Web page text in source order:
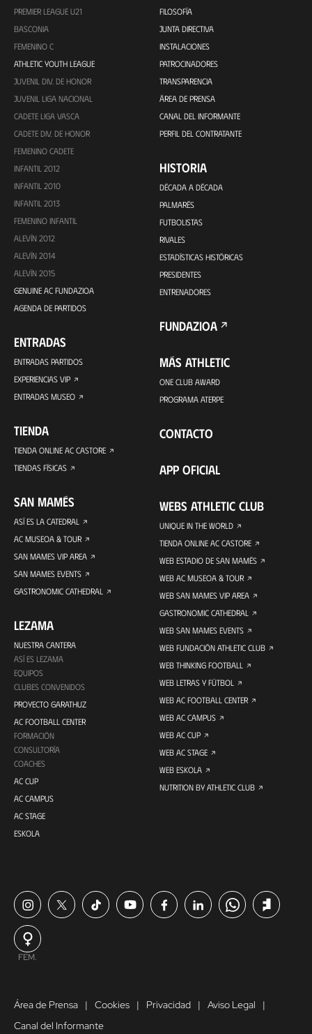
PREMIER LEAGUE U21
BASCONIA
FEMENINO C
ATHLETIC YOUTH LEAGUE
JUVENIL DIV. DE HONOR
JUVENIL LIGA NACIONAL
CADETE LIGA VASCA
CADETE DIV. DE HONOR
FEMENINO CADETE
INFANTIL 2012
INFANTIL 2010
INFANTIL 2013
FEMENINO INFANTIL
ALEVÍN 2012
ALEVÍN 2014
ALEVÍN 2015
GENUINE AC FUNDAZIOA
AGENDA DE PARTIDOS
ENTRADAS
ENTRADAS PARTIDOS
EXPERIENCIAS VIP
ENTRADAS MUSEO
TIENDA
TIENDA ONLINE AC CASTORE
TIENDAS FÍSICAS
SAN MAMÉS
ASÍ ES LA CATEDRAL
AC MUSEOA & TOUR
SAN MAMES VIP AREA
SAN MAMES EVENTS
GASTRONOMIC CATHEDRAL
LEZAMA
NUESTRA CANTERA
ASÍ ES LEZAMA
EQUIPOS
CLUBES CONVENIDOS
PROYECTO GARATHUZ
AC FOOTBALL CENTER
FORMACIÓN
CONSULTORÍA
COACHES
AC CUP
AC CAMPUS
AC STAGE
ESKOLA
FILOSOFÍA
JUNTA DIRECTIVA
INSTALACIONES
PATROCINADORES
TRANSPARENCIA
ÁREA DE PRENSA
CANAL DEL INFORMANTE
PERFIL DEL CONTRATANTE
HISTORIA
DÉCADA A DÉCADA
PALMARÉS
FUTBOLISTAS
RIVALES
ESTADÍSTICAS HISTÓRICAS
PRESIDENTES
ENTRENADORES
FUNDAZIOA
MÁS ATHLETIC
ONE CLUB AWARD
PROGRAMA ATERPE
CONTACTO
APP OFICIAL
WEBS ATHLETIC CLUB
UNIQUE IN THE WORLD
TIENDA ONLINE AC CASTORE
WEB ESTADIO DE SAN MAMÉS
WEB AC MUSEOA & TOUR
WEB SAN MAMES VIP AREA
GASTRONOMIC CATHEDRAL
WEB SAN MAMES EVENTS
WEB FUNDACIÓN ATHLETIC CLUB
WEB THINKING FOOTBALL
WEB LETRAS Y FÚTBOL
WEB AC FOOTBALL CENTER
WEB AC CAMPUS
WEB AC CUP
WEB AC STAGE
WEB ESKOLA
NUTRITION BY ATHLETIC CLUB
FEM.
Área de Prensa Cookies Privacidad
Aviso Legal
Canal del Informante